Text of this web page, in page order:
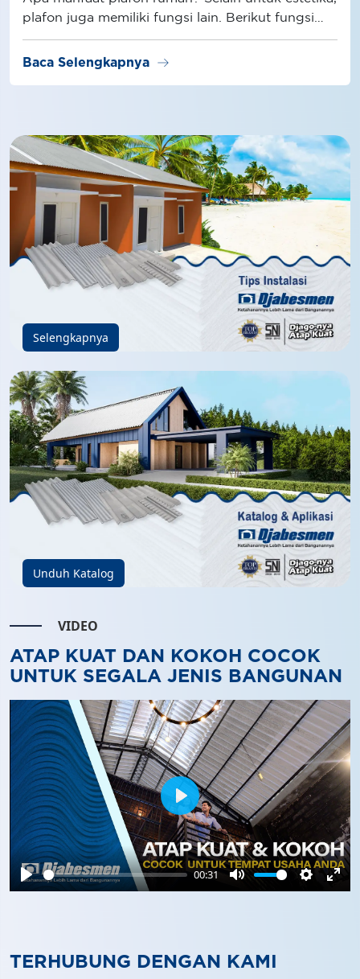
plafon juga memiliki fungsi lain. Berikut fungsi
plafon selengkapnya!
Baca Selengkapnya arrow_right_alt
Selengkapnya
Unduh Katalog
VIDEO
ATAP KUAT DAN KOKOH COCOK
UNTUK SEGALA JENIS BANGUNAN
Play
00:31
Mute Settings
Play
TERHUBUNG DENGAN KAMI